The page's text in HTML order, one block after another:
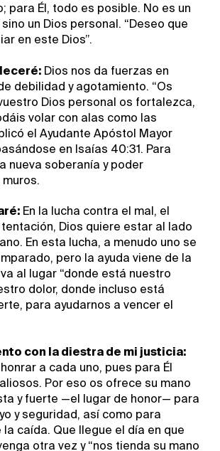
para Él, todo es posible. No es un
un Dios personal. “Deseo que
en este Dios”.
Dios nos da fuerzas en
debilidad y agotamiento. “Os
Dios personal os fortalezca,
volar con alas como las
el Ayudante Apóstol Mayor
en Isaías 40:31. Para
nueva soberanía y poder
En la lucha contra el mal, el
Dios quiere estar al lado
En esta lucha, a menudo uno se
pero la ayuda viene de la
al lugar “donde está nuestro
dolor, donde incluso está
para ayudarnos a vencer el
con la diestra de mi justicia:
a cada uno, pues para Él
Por eso os ofrece su mano
y fuerte —el lugar de honor— para
y seguridad, así como para
caída. Que llegue el día en que
otra vez y “nos tienda su mano